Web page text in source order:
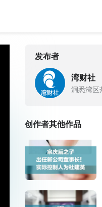
发布者
湾财社
创作者其他作品